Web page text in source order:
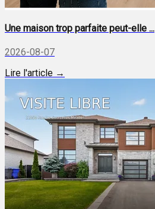
Une maison trop parfaite peut-elle ...
2026-08-07
Lire l'article →